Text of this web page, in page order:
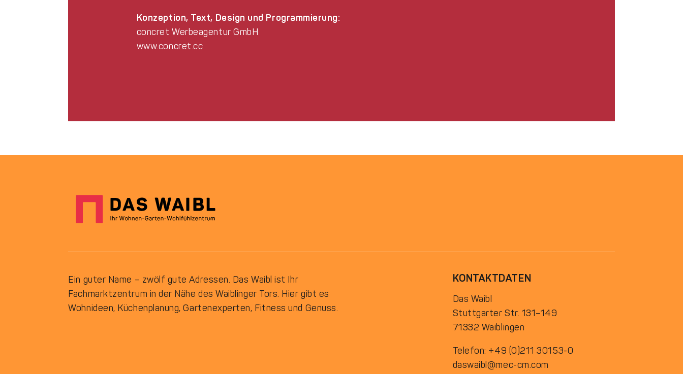
Konzeption, Text, Design und Programmierung:
concret Werbeagentur GmbH
www.concret.cc
Ein guter Name – zwölf gute Adressen. Das Waibl ist Ihr
Fachmarktzentrum in der Nähe des Waiblinger Tors. Hier gibt es
Wohnideen, Küchenplanung, Gartenexperten, Fitness und Genuss.
KONTAKTDATEN
Das Waibl
Stuttgarter Str. 131–149
71332 Waiblingen
Telefon: +49 (0)211 30153-0
daswaibl@mec-cm.com